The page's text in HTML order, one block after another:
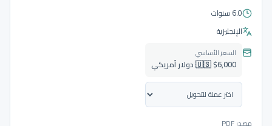
6.0 سنوات
الإنجليزية
السعر الأساسي
🇺🇸 $6,000 دولار أمريكي
مصدر PDF